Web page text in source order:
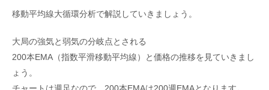
移動平均線大循環分析で解説していきましょう。
大局の強気と弱気の分岐点とされる
200本EMA（指数平滑移動平均線）と価格の推移を見ていきまし
ょう。